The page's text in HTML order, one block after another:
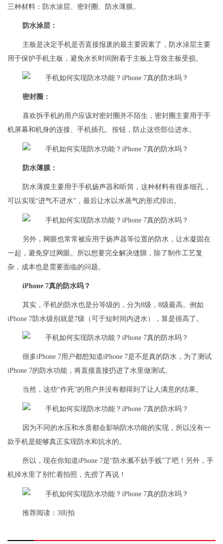
三种材料：防水涂层、密封圈、防水薄膜。
防水涂层：
主板是决定手机是否直接报废的最主要因素了，防水涂层主要
用于保护手机主板，避免水长时间附着于主板上导致主板受损。
密封圈：
喜欢拆手机的用户应该对密封圈并不陌生，密封圈主要用于手
机屏幕和机身的连接、手机插孔、按钮，防止这些部位进水。
防水薄膜：
防水薄膜主要用于手机扬声器和听筒，这种材料有很多细孔，
可以实现“进气不进水”，最后让水以水蒸气的形式排出。
另外，网眼也常常被应用于扬声器等位置的防水，让水凝固在
一起，避免穿过网眼。所以想要完全解决缝隙，除了制作工艺复
杂，成本也是需要面临的问题。
iPhone 7真的防水吗？
其实，手机的防水也是分等级的，分为8级，8级最高。例如
iPhone 7防水级别就是7级（可于短时间内进水），算是很高了。
很多iPhone 7用户都想知道iPhone 7是不是真的防水，为了测试
iPhone 7的防水功能，将直接直接扔进了水里做测试。
当然，这些“作死”的用户并没有都得到了让人满意的结果。
因为不同的水压和水质都会影响防水功能的实现，所以没有一
款手机是能够真正实现防水和抗水的。
所以，现在你知道iPhone 7是“防水溅不妨手贱”了吧！另外，手
机掉水里了别忙着拍照，先捞了再说！
推荐阅读： 3街拍